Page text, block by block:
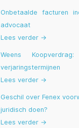
Onbetaalde facturen
advocaat
Lees verder →
Weens
verjaringstermijnen
Lees verder →
Geschil over Fenex
juridisch doen?
Lees verder →